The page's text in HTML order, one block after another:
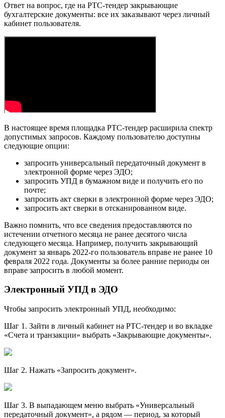
Ответ на вопрос, где на РТС-тендер закрывающие
бухгалтерские документы: все их заказывают через личный
кабинет пользователя.
В настоящее время площадка РТС-тендер расширила спектр
допустимых запросов. Каждому пользователю доступны
следующие опции:
запросить универсальный передаточный документ в
электронной форме через ЭДО;
запросить УПД в бумажном виде и получить его по
почте;
запросить акт сверки в электронной форме через ЭДО;
запросить акт сверки в отсканированном виде.
Важно помнить, что все сведения предоставляются по
истечении отчетного месяца не ранее десятого числа
следующего месяца. Например, получить закрывающий
документ за январь 2022-го пользователь вправе не ранее 10
февраля 2022 года. Документы за более ранние периоды он
вправе запросить в любой момент.
Электронный УПД в ЭДО
Чтобы запросить электронный УПД, необходимо:
Шаг 1. Зайти в личный кабинет на РТС-тендер и во вкладке
«Счета и транзакции» выбрать «Закрывающие документы».
Шаг 2. Нажать «Запросить документ».
Шаг 3. В выпадающем меню выбрать «Универсальный
передаточный документ», а рядом — период, за который